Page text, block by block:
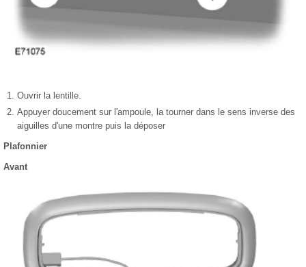
Ouvrir la lentille.
Appuyer doucement sur l'ampoule, la tourner dans le sens inverse des
aiguilles d'une montre puis la déposer
Plafonnier
Avant